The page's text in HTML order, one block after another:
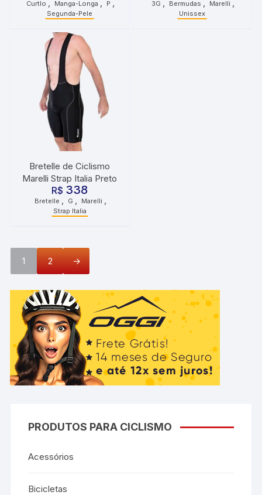
Curtlo , Manga-Longa , P ,
Segunda-Pele
3G , Bermudas , Marelli ,
Unissex
Bretelle de Ciclismo
Marelli Strap Italia Preto
R$ 338
Bretelle G Marelli
Strap Italia
1 2 →
PRODUTOS PARA CICLISMO
Acessórios
Bicicletas